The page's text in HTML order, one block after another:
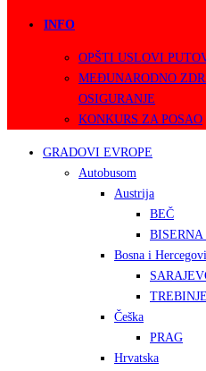
INFO
OPŠTI USLOVI
MEĐUNARODNO
OSIGURANJE
KONKURS ZA POSAO
GRADOVI EVROPE
Autobusom
Austrija
BEČ
BISERNA
Bosna i
TREBINJE
Češka
PRAG
Hrvatska